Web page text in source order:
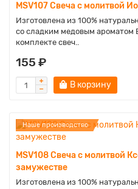
MSV107 Свеча с молитвой
Изготовлена из 100%
со сладким медовым ароматом
комплекте свеч..
155 ₽
В корзину
Наше производство
MSV108 Свеча с молитвой
замужестве
Изготовлена из 100%